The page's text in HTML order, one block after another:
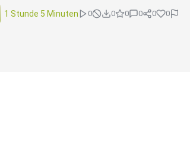
1 Stunde 5 Minuten 0 0 0 0 0 0